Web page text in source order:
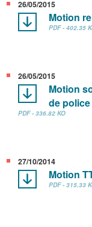
26/05/2015
Motion
PDF - 402.35
26/05/2015
Motion
de police
PDF - 336.82 KO
27/10/2014
Motion
PDF - 315.33